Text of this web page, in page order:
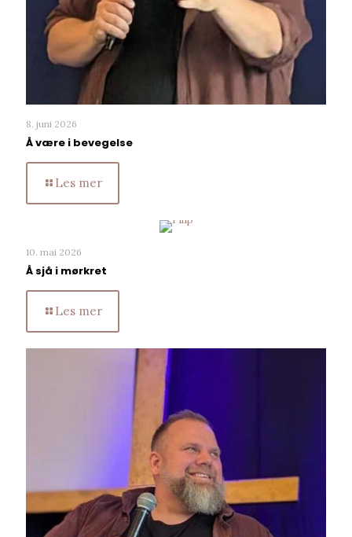
8. juni 2026
Å være i bevegelse
Les mer
10. mai 2026
Å sjå i mørkret
Les mer